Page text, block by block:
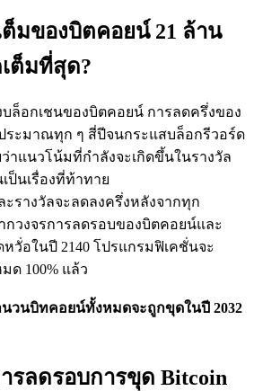
สร้างรายได้แบบพาสซีฟ
ต็มของบิตคอยน์ 21 ล้าน
ต็มที่สุด?
ล็อกเชนของบิตคอยน์ การลดครึ่งของ
ระมาณทุก ๆ สี่ปีจนกระแสบล็อกรีวอร์ด
าแนวโน้มที่กำลังจะเกิดขึ้นในรางวัล
ป็นเรื่องที่ท้าทาย
รางวัลจะลดลงครึ่งหลังจากทุก
กวงจรการลดรอบของบิตคอยน์และ
วั่​อในปี 2140 โปรแกรมฟิเคชั่นจะ
ด 100% แล้ว
นวนบิทคอยน์ทั้งหมดจะถูกขุดในปี 2032
รลดรอบการขุด Bitcoin